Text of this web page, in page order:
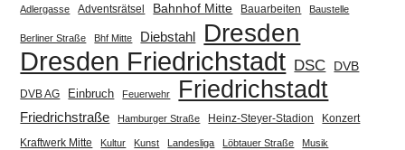
Adlergasse Adventsrätsel Bahnhof Mitte Bauarbeiten Baustelle
Berliner Straße Bhf Mitte Diebstahl Dresden
Dresden Friedrichstadt DSC DVB
DVB AG Einbruch Feuerwehr Friedrichstadt
Friedrichstraße Hamburger Straße Heinz-Steyer-Stadion
Konzert
Kraftwerk Mitte
Kultur Kunst Landesliga Löbtauer Straße Musik